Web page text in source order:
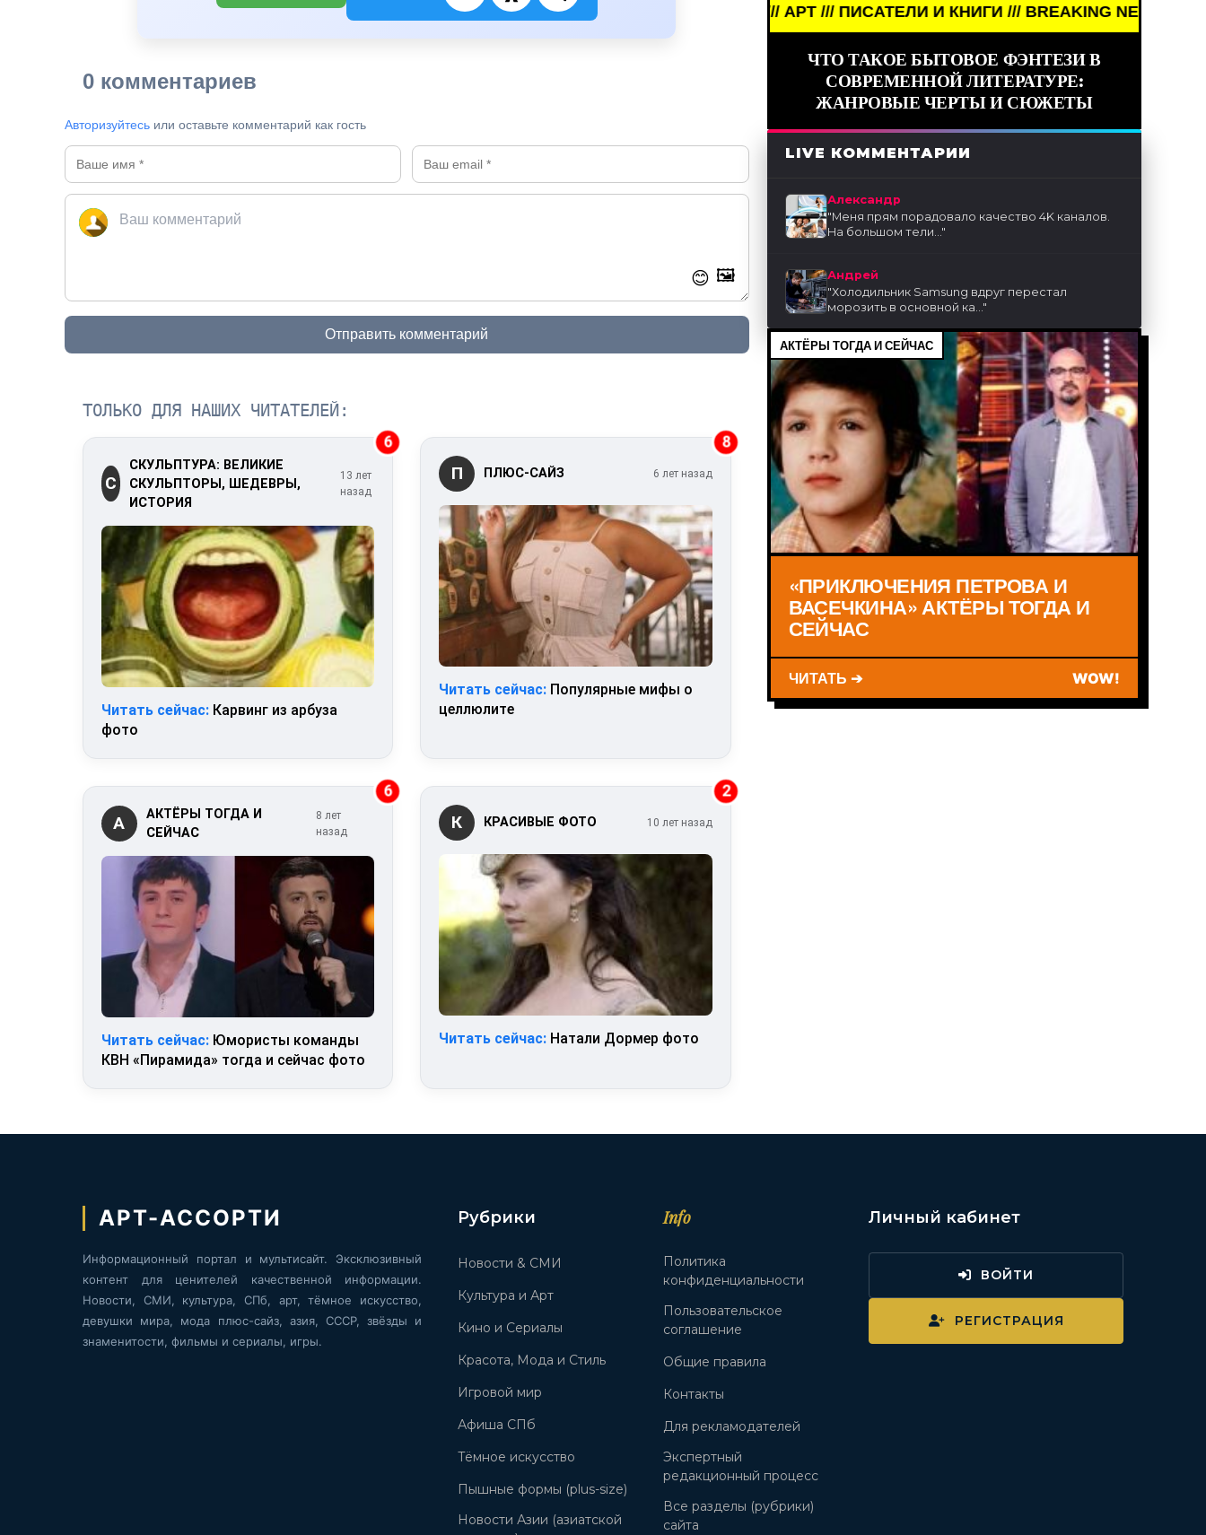
0 комментариев
Авторизуйтесь или оставьте комментарий как гость
😊 🖼️
Отправить комментарий
ТОЛЬКО ДЛЯ НАШИХ ЧИТАТЕЛЕЙ:
6
С
СКУЛЬПТУРА: ВЕЛИКИЕ
СКУЛЬПТОРЫ, ШЕДЕВРЫ,
ИСТОРИЯ
13 лет
назад
Читать сейчас: Карвинг из арбуза
фото
8
П ПЛЮС-САЙЗ 6 лет назад
Читать сейчас: Популярные мифы о
целлюлите
6
А
АКТЁРЫ ТОГДА И
СЕЙЧАС
8 лет
назад
Читать сейчас: Юмористы команды
КВН «Пирамида» тогда и сейчас фото
2
К КРАСИВЫЕ ФОТО 10 лет назад
Читать сейчас: Натали Дормер фото
BREAKING NEWS /// АРТ /// ПИСАТЕЛИ И КНИГИ /// BREAKING NEWS /// АРТ ///
ЧТО ТАКОЕ БЫТОВОЕ ФЭНТЕЗИ В
СОВРЕМЕННОЙ ЛИТЕРАТУРЕ:
ЖАНРОВЫЕ ЧЕРТЫ И СЮЖЕТЫ
LIVE КОММЕНТАРИИ
Александр
"Меня прям порадовало качество 4K каналов.
На большом тели..."
Андрей
"Холодильник Samsung вдруг перестал
морозить в основной ка..."
АКТЁРЫ ТОГДА И СЕЙЧАС
«ПРИКЛЮЧЕНИЯ ПЕТРОВА И
ВАСЕЧКИНА» АКТЁРЫ ТОГДА И
СЕЙЧАС
ЧИТАТЬ ➔ WOW!
АРТ-АССОРТИ
Информационный портал и мультисайт. Эксклюзивный
контент для ценителей качественной информации.
Новости, СМИ, культура, СПб, арт, тёмное искусство,
девушки мира, мода плюс-сайз, азия, СССР, звёзды и
знаменитости, фильмы и сериалы, игры.
Рубрики
Новости & СМИ
Культура и Арт
Кино и Сериалы
Красота, Мода и Стиль
Игровой мир
Афиша СПб
Тёмное искусство
Пышные формы (plus-size)
Новости Азии (азиатской
Info
Политика
конфиденциальности
Пользовательское
соглашение
Общие правила
Контакты
Для рекламодателей
Экспертный
редакционный процесс
Все разделы (рубрики)
сайта
Личный кабинет
ВОЙТИ
РЕГИСТРАЦИЯ